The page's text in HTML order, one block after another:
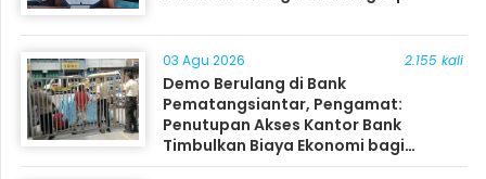
03 Agu 2026 2.155 kali
Demo Berulang di Bank
Pematangsiantar, Pengamat:
Penutupan Akses Kantor Bank
Timbulkan Biaya Ekonomi bagi
Masyarakat